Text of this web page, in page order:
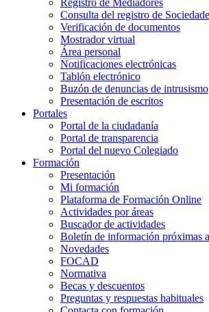
Registro de Mediadores
Consulta del registro de
Verificación de documentos
Mostrador virtual
Área personal
Notificaciones electrónicas
Tablón electrónico
Buzón de denuncias de intrusismo
Presentación de escritos
Portales
Portal de la ciudadanía
Portal de transparencia
Portal del nuevo Colegiado
Formación
Presentación
Mi formación
Plataforma de Formación Online
Actividades por áreas
Buscador de actividades
Boletín de información próximas
Novedades
FOCAD
Normativa
Becas y descuentos
Preguntas y respuestas habituales